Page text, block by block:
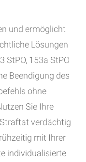
und ermöglicht
Lösungen
StPO, 153a StPO
Beendigung des
ohne
Sie Ihre
verdächtig
mit Ihrer
individualisierte